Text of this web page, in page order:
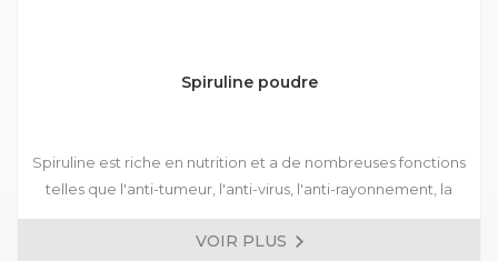
Spiruline poudre
Spiruline est riche en nutrition et a de nombreuses fonctions
telles que l'anti-tumeur, l'anti-virus, l'anti-rayonnement, la
régulation de la glycémie, la anti-thrombose, la protection
du foie et l'amélioration de l'immunité humaine. Il est devenu
VOIR PLUS